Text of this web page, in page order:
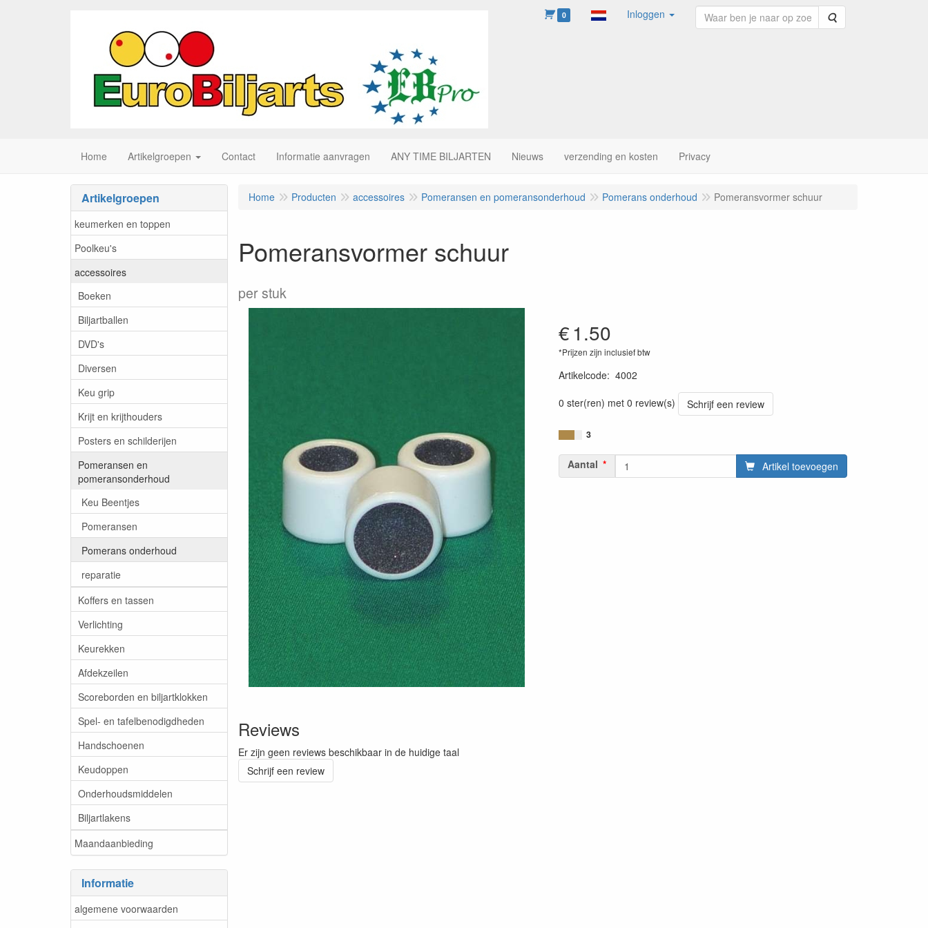
0 Inloggen Zoeken
Home Artikelgroepen Contact Informatie aanvragen ANY TIME BILJARTEN Nieuws verzending en kosten Privacy
Artikelgroepen
keumerken en toppen
Poolkeu's
accessoires
Boeken
Biljartballen
DVD's
Diversen
Keu grip
Krijt en krijthouders
Posters en schilderijen
Pomeransen en
pomeransonderhoud
Keu Beentjes
Pomeransen
Pomerans onderhoud
reparatie
Koffers en tassen
Verlichting
Keurekken
Afdekzeilen
Scoreborden en biljartklokken
Spel- en tafelbenodigdheden
Handschoenen
Keudoppen
Onderhoudsmiddelen
Biljartlakens
Maandaanbieding
Informatie
algemene voorwaarden
Home Producten accessoires Pomeransen en pomeransonderhoud Pomerans onderhoud Pomeransvormer schuur
Pomeransvormer schuur
per stuk
€1.50
*Prijzen zijn inclusief btw
Artikelcode: 4002
0 ster(ren) met 0 review(s)
Schrijf een review
3
Aantal Artikel toevoegen
Reviews
Er zijn geen reviews beschikbaar in de huidige taal
Schrijf een review